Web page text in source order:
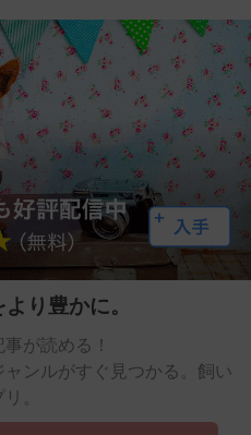
り豊かに。
が読める！
ンルがすぐ見つかる。飼い
。